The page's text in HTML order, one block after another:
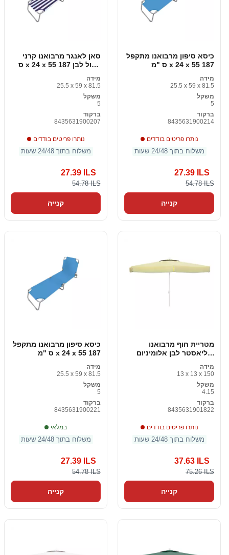
סאן לאנגר מרבואנו קרני
כחול לבן 187 x 24 x 55 ס
מידה
25.5 x 59 x 81.5
משקל
5
ברקוד
8435631900207
נותרו פריטים בודדים
משלוח בתוך 24/48 שעות
27.39 ILS
54.78 ILS
קנייה
כיסא סיפון מרבואנו מתקפל
187 x 24 x 55 ס "מ
מידה
25.5 x 59 x 81.5
משקל
5
ברקוד
8435631900214
נותרו פריטים בודדים
משלוח בתוך 24/48 שעות
27.39 ILS
54.78 ILS
קנייה
כיסא סיפון מרבואנו מתקפל
187 x 24 x 55 ס "מ
מידה
25.5 x 59 x 81.5
משקל
5
ברקוד
8435631900221
במלאי
משלוח בתוך 24/48 שעות
27.39 ILS
54.78 ILS
קנייה
מטריית חוף מרבואנו
פוליאסטר לבן אלומיניום
מידה
13 x 13 x 150
משקל
4.15
ברקוד
8435631901822
נותרו פריטים בודדים
משלוח בתוך 24/48 שעות
37.63 ILS
75.26 ILS
קנייה